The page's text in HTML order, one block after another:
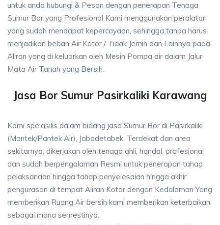
untuk anda hubungi & Pesan dengan penerapan Tenaga
Sumur Bor yang Profesional Kami menggunakan peralatan
yang sudah mendapat kepercayaan, sehingga tanpa harus
menjadikan beban Air Kotor / Tidak Jernih dan Lainnya pada
Aliran yang di keluarkan oleh Mesin Pompa air dalam Jalur
Mata Air Tanah yang Bersih.
Jasa Bor Sumur Pasirkaliki Karawang
Kami speiasilis dalam bidang jasa Sumur Bor di Pasirkaliki
(Mantek/Pantek Air), Jabodetabek, Terdekat dan area
sekitarnya, dikerjakan oleh tenaga ahli, handal, profesional
dan sudah berpengalaman Resmi untuk penerapan tahap
pelaksanaan hingga tahap penyelesaian hingga akhir
pengurasan di tempat Aliran Kotor dengan Kedalaman Yang
memberikan Ruang Air bersih kami memberikan keterbaikan
sebagai mana semestinya.